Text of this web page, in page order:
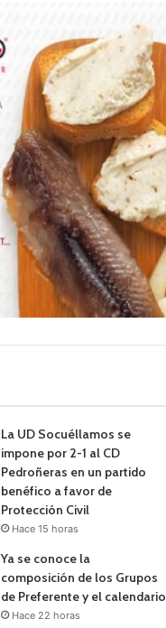
La UD Socuéllamos se
impone por 2-1 al CD
Pedroñeras en un partido
benéfico a favor de
Protección Civil
Hace 15 horas
Ya se conoce la
composición de los Grupos
de Preferente y el calendario
Hace 22 horas